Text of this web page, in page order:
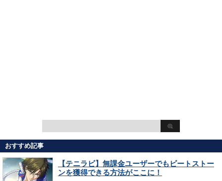
おすすめ記事
【テニラビ】無課金ユーザーでもビートストー
ンを獲得できる方法がここに！